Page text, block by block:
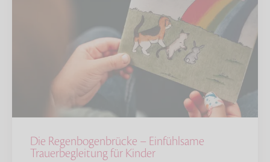
Die Regenbogenbrücke – Einfühlsame
Trauerbegleitung für Kinder